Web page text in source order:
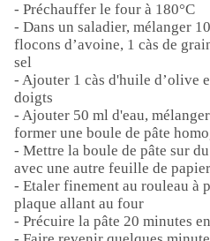
- Préchauffer le four à 180°C
- Dans un saladier, mélanger
flocons d’avoine, 1 càs de
sel
- Ajouter 1 càs d'huile d’olive
doigts
- Ajouter 50 ml d'eau,
former une boule de pâte
- Mettre la boule de pâte sur
avec une autre feuille de
- Etaler finement au rouleau à
plaque allant au four
- Précuire la pâte 20 minutes